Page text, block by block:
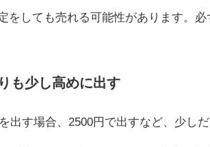
をしても売れる可能性があります。
も少し高めに出す
出す場合、2500円で出すなど、少し